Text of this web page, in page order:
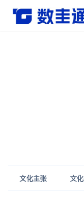
杭州数圭通科技有限
文化主张 文